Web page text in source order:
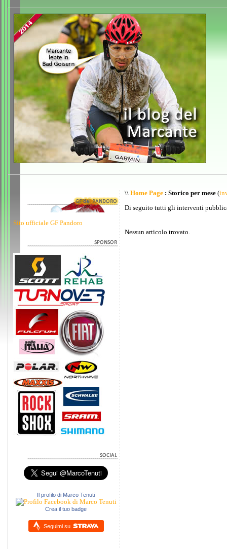
Sito ufficiale GF Pandoro
Il profilo di Marco Tenuti
Crea il tuo badge
Seguimi su
\\ Home Page : Storico per mese (
Di seguito tutti gli interventi
Nessun articolo trovato.